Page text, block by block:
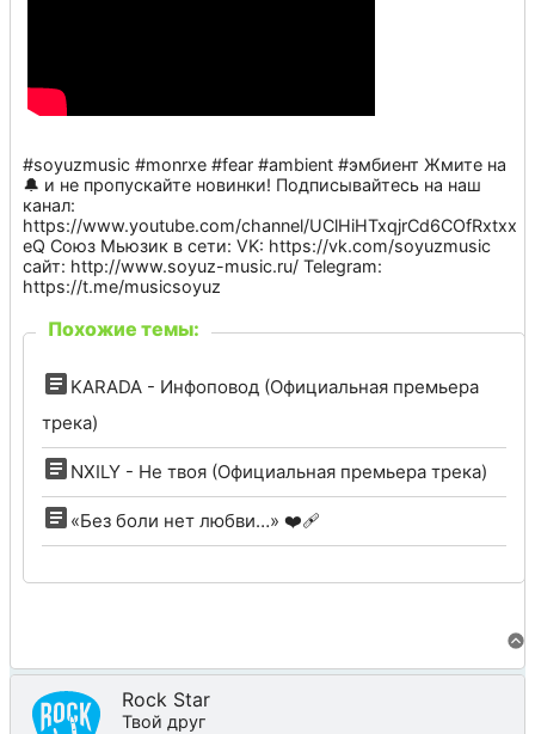
#soyuzmusic #monrxe #fear #ambient #эмбиент Жмите на
🔔 и не пропускайте новинки! Подписывайтесь на наш
канал:
https://www.youtube.com/channel/UClHiHTxqjrCd6COfRxtxx
eQ Союз Мьюзик в сети: VK: https://vk.com/soyuzmusic
сайт: http://www.soyuz-music.ru/ Telegram:
https://t.me/musicsoyuz
Похожие темы:
KARADA - Инфоповод (Официальная премьера
трека)
NXILY - Не твоя (Официальная премьера трека)
«Без боли нет любви…» ❤️‍🩹
Rock Star
Твой друг